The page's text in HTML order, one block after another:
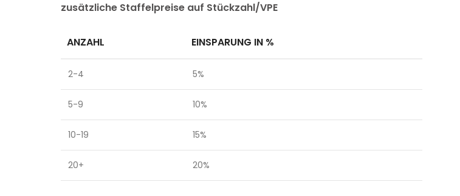
zusätzliche Staffelpreise auf Stückzahl/VPE
ANZAHL EINSPARUNG IN %
2-4 5%
5-9 10%
10-19 15%
20+ 20%